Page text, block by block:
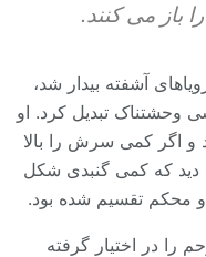
باز می کنند.
آشفته بیدار شد،
وحشتناک تبدیل کرد. او
و اگر کمی سرش را بالا
دید که کمی گنبدی شکل
محکم تقسیم شده بود.
را در اختیار گرفته